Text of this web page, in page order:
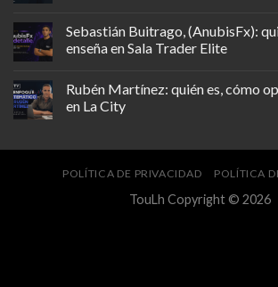
Sebastián Buitrago, (AnubisFx):
enseña en Sala Trader Elite
Rubén Martínez: quién es, cómo
en La City
POLÍTICA DE PRIVACIDAD POLÍTICA
TouLh Copyright © 2026